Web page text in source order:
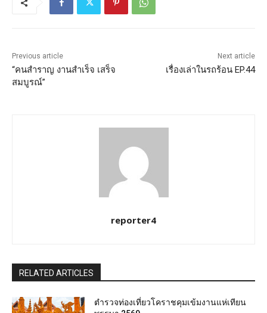
Previous article
“คนสำราญ งานสำเร็จ เสร็จ
สมบูรณ์”
Next article
เรื่องเล่าในรถร้อน EP.44
reporter4
RELATED ARTICLES
ตำรวจท่องเที่ยวโคราชคุมเข้มงานแห่เทียน